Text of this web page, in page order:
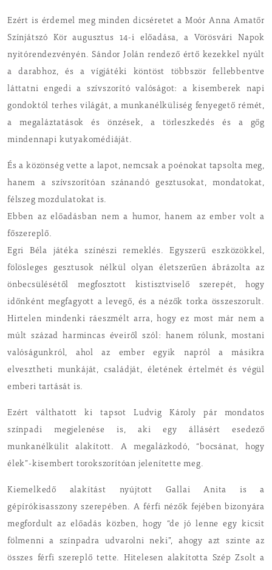
Ezért is érdemel meg minden dicséretet a Moór Anna Amatőr
Színjátszó Kör augusztus 14-i előadása, a Vörösvári Napok
nyitórendezvényén. Sándor Jolán rendező értő kezekkel nyúlt
a darabhoz, és a vígjátéki köntöst többször fellebbentve
láttatni engedi a szívszorító valóságot: a kisemberek napi
gondoktól terhes világát, a munkanélküliség fenyegető rémét,
a megaláztatások és önzések, a törleszkedés és a gőg
mindennapi kutyakomédiáját.
És a közönség vette a lapot, nemcsak a poénokat tapsolta meg,
hanem a szívszorítóan szánandó gesztusokat, mondatokat,
félszeg mozdulatokat is.
Ebben az előadásban nem a humor, hanem az ember volt a
főszereplő.
Egri Béla játéka színészi remeklés. Egyszerű eszközökkel,
fölösleges gesztusok nélkül olyan életszerűen ábrázolta az
önbecsülésétől megfosztott kistisztviselő szerepét, hogy
időnként megfagyott a levegő, és a nézők torka összeszorult.
Hirtelen mindenki ráeszmélt arra, hogy ez most már nem a
múlt század harmincas éveiről szól: hanem rólunk, mostani
valóságunkról, ahol az ember egyik napról a másikra
elvesztheti munkáját, családját, életének értelmét és végül
emberi tartását is.
Ezért válthatott ki tapsot Ludvig Károly pár mondatos
színpadi megjelenése is, aki egy állásért esedező
munkanélkülit alakított. A megalázkodó, “bocsánat, hogy
élek”-kisembert torokszorítóan jelenítette meg.
Kiemelkedő alakítást nyújtott Gallai Anita is a
gépírókisasszony szerepében. A férfi nézők fejében bizonyára
megfordult az előadás közben, hogy “de jó lenne egy kicsit
fölmenni a színpadra udvarolni neki”, ahogy azt szinte az
összes férfi szereplő tette. Hitelesen alakította Szép Zsolt a